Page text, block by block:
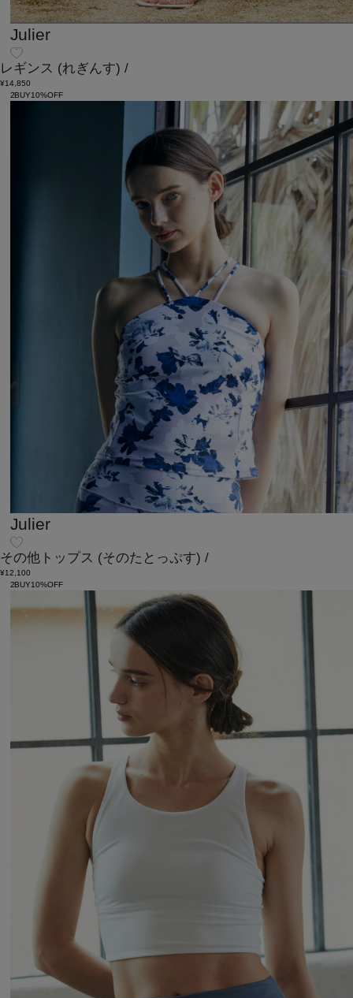
Julier
レギンス (れぎんす) /
¥14,850
2BUY10%OFF
Julier
その他トップス (そのたとっぷす) /
¥12,100
2BUY10%OFF